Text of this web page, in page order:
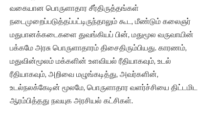
வகையான பொருளாதார சீர்திருத்தங்கள்
நடைமுறைப்படுத்தப்பட்டிருந்தாலும் கூட, மீண்டும் கலைஞர்
மதுபானக்கடைகளை துவங்கியப் பின், மதுமூல வருவாயின்
பக்கமே அரசு பொருளாதாரம் திசைதிரும்பியது. காரணம்,
மதுவின்மூலம் மக்களின் உளவியல் ரீதியாகவும், உடல்
ரீதியாகவும், அறிவை மழுங்கடித்து, அவர்களின்,
உடல்நலக்கேடின் மூலமே, பொருளாதார வளர்ச்சியை திட்டமிட
ஆரம்பித்தது நவயுக அரசியல் கட்சிகள்.